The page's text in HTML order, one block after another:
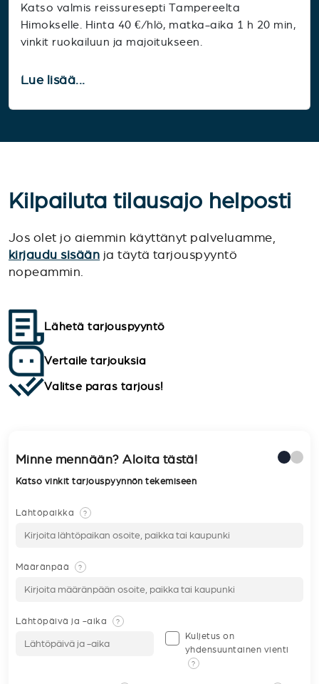
Katso valmis reissuresepti Tampereelta
Himokselle. Hinta 40 €/hlö, matka-aika 1 h 20 min,
vinkit ruokailuun ja majoitukseen.
Lue lisää...
Kilpailuta tilausajo helposti
Jos olet jo aiemmin käyttänyt palveluamme,
kirjaudu sisään ja täytä tarjouspyyntö
nopeammin.
Lähetä tarjouspyyntö
Vertaile tarjouksia
Valitse paras tarjous!
Minne mennään? Aloita tästä!
Katso vinkit tarjouspyynnön tekemiseen
Lähtöpaikka ?
Määränpää ?
Lähtöpäivä ja -aika ?
Kuljetus on
yhdensuuntainen vienti
?